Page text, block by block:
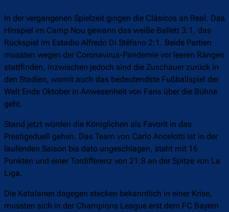
In der vergangenen Spielzeit gingen die Clásicos an Real. Das
Hinspiel im Camp Nou gewann das weiße Ballett 3:1, das
Rückspiel im Estadio Alfredo Di Stéfano 2:1. Beide Partien
mussten wegen der Coronavirus-Pandemie vor leeren Rängen
stattfinden, inzwischen jedoch sind die Zuschauer zurück in
den Stadien, womit auch das bedeutendste Fußballspiel der
Welt Ende Oktober in Anwesenheit von Fans über die Bühne
geht.
Stand jetzt würden die Königlichen als Favorit in das
Prestigeduell gehen. Das Team von Carlo Ancelotti ist in der
laufenden Saison bis dato ungeschlagen, steht mit 16
Punkten und einer Tordifferenz von 21:8 an der Spitze von La
Liga.
Die Katalanen dagegen stecken bekanntlich in einer Krise,
mussten sich in der Champions League erst dem FC Bayern